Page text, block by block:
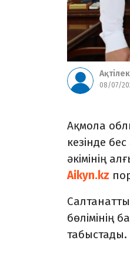
08/07/
Ақмола
кезінде
әкімінің
Aikyn.kz
бөлімінің
табыстады.